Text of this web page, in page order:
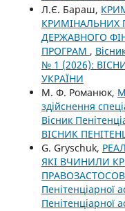
Л.Є. Бараш,
КРИМІНАЛЬНИХ
ДЕРЖАВНОГО
ПРОГРАМ ,
№ 1 (2026):
УКРАЇНИ
М. Ф. Романюк,
здійснення
Вісник
ВІСНИК
G. Gryschuk,
ЯКІ ВЧИНИЛИ
Пенітенціарної
Пенітенціарної